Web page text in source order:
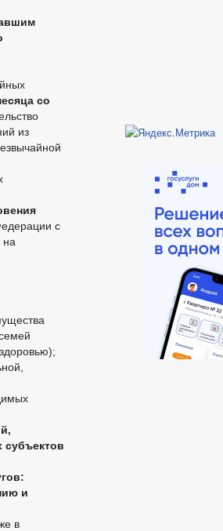
со
из
с
на
субъектов
и
в